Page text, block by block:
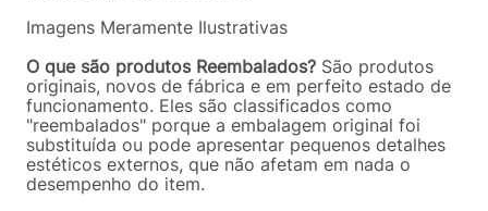
Imagens Meramente Ilustrativas
O que são produtos Reembalados? São produtos
originais, novos de fábrica e em perfeito estado de
funcionamento. Eles são classificados como
"reembalados" porque a embalagem original foi
substituída ou pode apresentar pequenos detalhes
estéticos externos, que não afetam em nada o
desempenho do item.